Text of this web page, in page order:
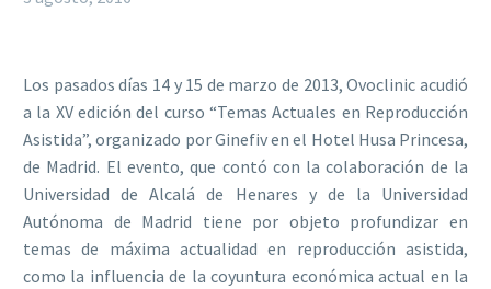
Los pasados días 14 y 15 de marzo de 2013, Ovoclinic acudió
a la XV edición del curso “Temas Actuales en Reproducción
Asistida”, organizado por Ginefiv en el Hotel Husa Princesa,
de Madrid. El evento, que contó con la colaboración de la
Universidad de Alcalá de Henares y de la Universidad
Autónoma de Madrid tiene por objeto profundizar en
temas de máxima actualidad en reproducción asistida,
como la influencia de la coyuntura económica actual en la